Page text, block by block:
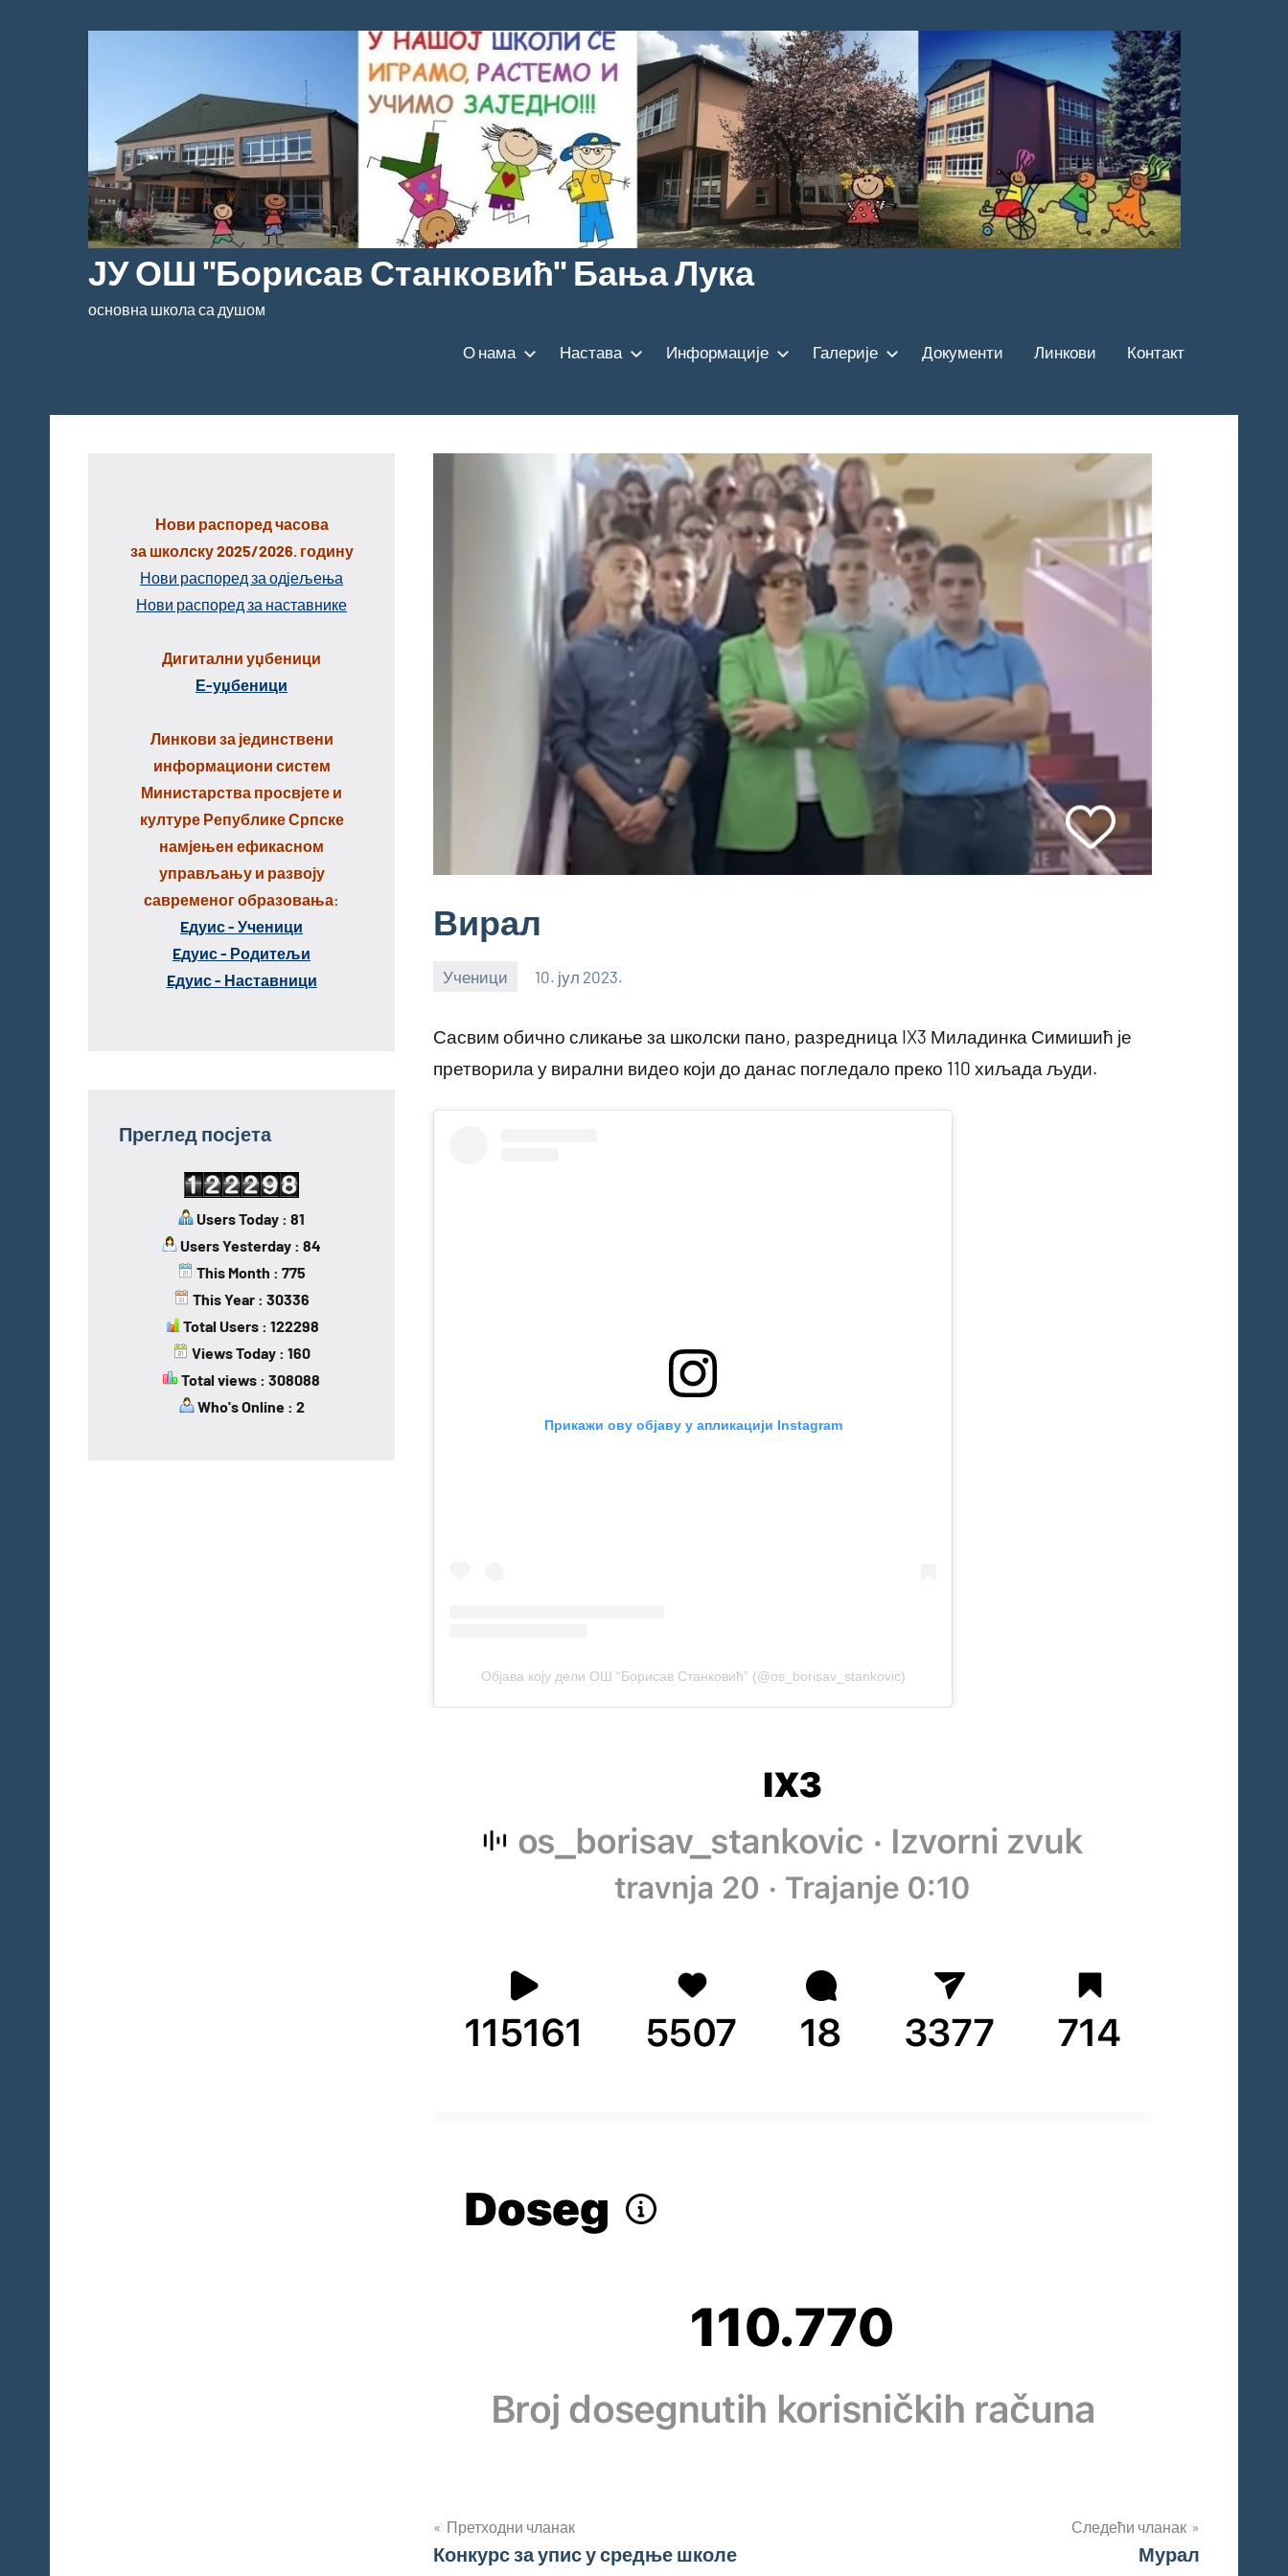
ЈУ ОШ "Борисав Станковић" Бања Лука
основна школа са душом
О нама Настава Информације Галерије Документи Линкови Контакт
Вирал
Ученици 10. јул 2023.
bstankovic
Сасвим обично сликање за школски пано, разредница IX3 Миладинка Симишић је
претворила у вирални видео који до данас погледало преко 110 хиљада људи.
Прикажи ову објаву у апликацији Instagram
Објава коју дели ОШ “Борисав Станковић” (@os_borisav_stankovic)
Кретање
чланка
Претходни чланак
Конкурс за упис у средње школе
Следећи чланак
Мурал
Нови распоред часова
за школску 2025/2026. годину
Нови распоред за одјељења
Нови распоред за наставнике
Дигитални уџбеници
Е-уџбеници
Линкови за јединствени
информациони систем
Министарства просвјете и
културе Републике Српске
намјењен ефикасном
управљању и развоју
савременог образовања:
Eдуис - Ученици
Eдуис - Родитељи
Eдуис - Наставници
Преглед посјета
Users Today : 81
Users Yesterday : 84
This Month : 775
This Year : 30336
Total Users : 122298
Views Today : 160
Total views : 308088
Who's Online : 2